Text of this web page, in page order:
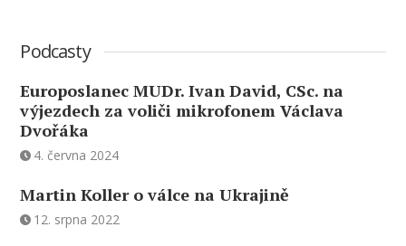
Podcasty
Europoslanec MUDr. Ivan David, CSc. na
výjezdech za voliči mikrofonem Václava
Dvořáka
4. června 2024
Martin Koller o válce na Ukrajině
12. srpna 2022